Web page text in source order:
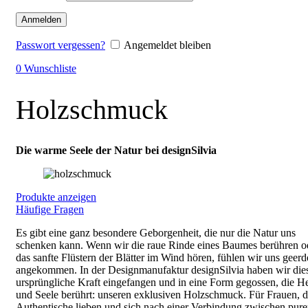
Anmelden
Passwort vergessen?
Angemeldet bleiben
0 Wunschliste
Holzschmuck
Die warme Seele der Natur bei designSilvia
Produkte anzeigen
Häufige Fragen
Es gibt eine ganz besondere Geborgenheit, die nur die Natur uns
schenken kann. Wenn wir die raue Rinde eines Baumes berühren
das sanfte Flüstern der Blätter im Wind hören, fühlen wir uns
angekommen. In der Designmanufaktur designSilvia haben wir
ursprüngliche Kraft eingefangen und in eine Form gegossen, die
und Seele berührt: unseren exklusiven Holzschmuck. Für Frauen,